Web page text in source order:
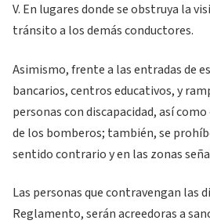
V. En lugares donde se obstruya la
tránsito a los demás conductores.
Asimismo, frente a las entradas de
bancarios, centros educativos, y
personas con discapacidad, así
de los bomberos; también, se
sentido contrario y en las zonas
Las personas que contravengan las
Reglamento, serán acreedoras a